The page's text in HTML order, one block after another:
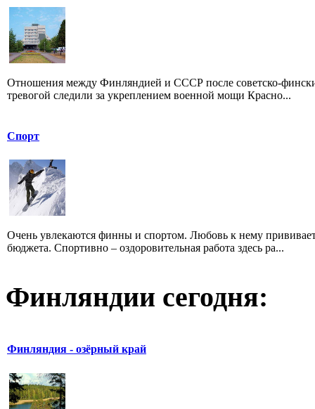
Отношения между Финляндией и СССР после советско-
тревогой следили за укреплением военной мощи Красно...
Спорт
Очень увлекаются финны и спортом. Любовь к нему
бюджета. Спортивно – оздоровительная работа здесь ра...
Финляндии сегодня:
Финляндия - озёрный край